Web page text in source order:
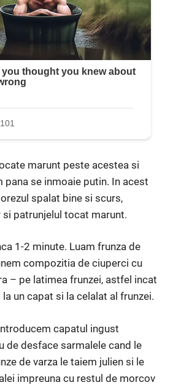
marunt peste acestea si
pana se inmoaie putin. In acest
spalat bine si scurs,
si patrunjelul tocat marunt.
1-2 minute. Luam frunza de
compozitia de ciuperci cu
– pe latimea frunzei, astfel incat
un capat si la celalat al frunzei.
capatul ingust
de desface sarmalele cand le
de varza le taiem julien si le
impreuna cu restul de morcov